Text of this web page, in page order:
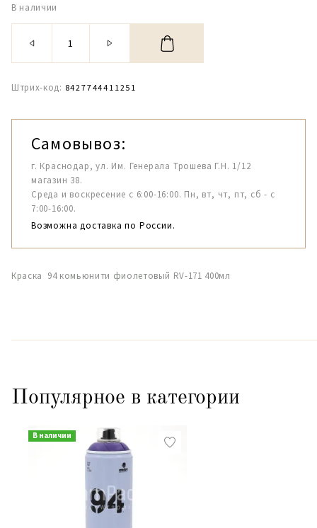
В наличии
Штрих-код: 8427744411251
Самовывоз:
г. Краснодар, ул. Им. Генерала Трошева Г.Н. 1/12
магазин 38.
Среда и воскресение с 6:00-16:00. Пн, вт, чт, пт, сб - с
7:00-16:00.
Возможна доставка по России.
Краска 94 комьюнити фиолетовый RV-171 400мл
Популярное в категории
В наличии